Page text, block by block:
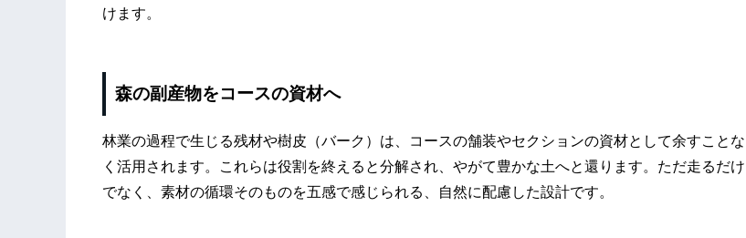
けます。
森の副産物をコースの資材へ
林業の過程で生じる残材や樹皮（バーク）は、コースの舗装やセクションの資材として余すことな
く活用されます。これらは役割を終えると分解され、やがて豊かな土へと還ります。ただ走るだけ
でなく、素材の循環そのものを五感で感じられる、自然に配慮した設計です。